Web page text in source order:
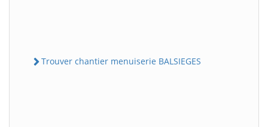
Trouver chantier menuiserie BALSIEGES